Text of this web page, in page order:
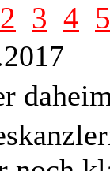
2 3 4 5